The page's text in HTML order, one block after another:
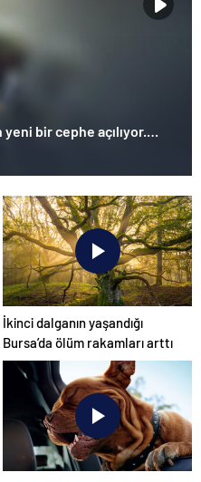
bir cephe açılıyor.
İkinci dalganın yaşandığı
Bursa’da ölüm rakamları arttı